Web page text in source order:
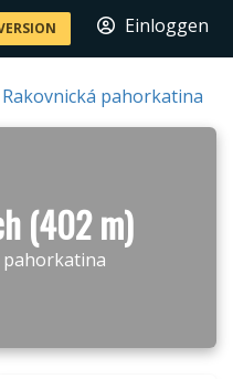
Einloggen
Rakovnická pahorkatina
(402 m)